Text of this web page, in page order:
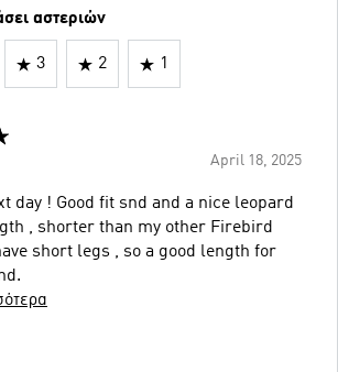
αστεριών
3 2 1
April 18, 2025
a nice leopard
short legs , so a good length for